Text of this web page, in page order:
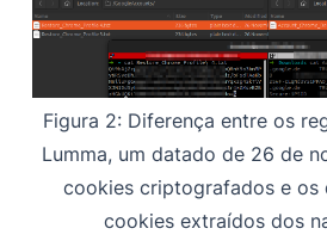
Figura 2: Diferença entre os
Lumma, um datado de 26 de
cookies criptografados e os
cookies extraídos dos